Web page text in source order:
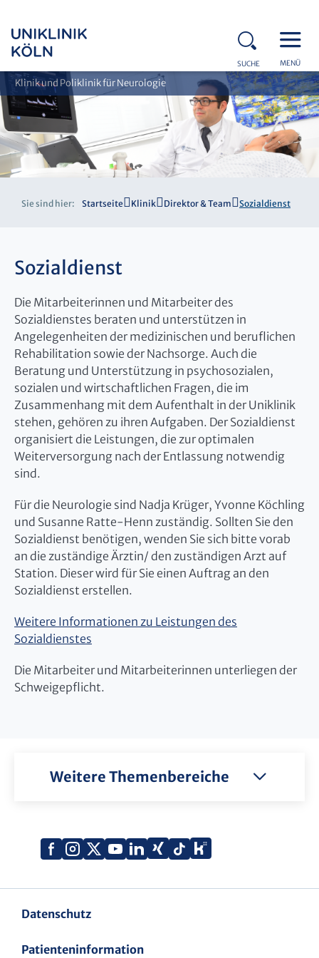
SUCHE MENÜ
Klinik und Poliklinik für Neurologie
Sie sind hier: Startseite Klinik Direktor & Team Sozialdienst
Sozialdienst
Die Mitarbeiterinnen und Mitarbeiter des
Sozialdienstes beraten und unterstützen in
Angelegenheiten der medizinischen und beruflichen
Rehabilitation sowie der Nachsorge. Auch die
Beratung und Unterstützung in psychosozialen,
sozialen und wirtschaftlichen Fragen, die im
Zusammenhang mit dem Aufenthalt in der Uniklinik
stehen, gehören zu ihren Aufgaben. Der Sozialdienst
organisiert die Leistungen, die zur optimalen
Weiterversorgung nach der Entlassung notwendig
sind.
Für die Neurologie sind Nadja Krüger, Yvonne Köchling
und Susanne Ratte-Henn zuständig. Sollten Sie den
Sozialdienst benötigen, wenden Sie sich bitte vorab
an die zuständige Ärztin/ den zuständigen Arzt auf
Station. Dieser wird für Sie einen Auftrag an den
Sozialdienst erstellen.
Weitere Informationen zu Leistungen des
Sozialdienstes
Die Mitarbeiter und Mitarbeiterinnen unterliegen der
Schweigepflicht.
Weitere Themenbereiche
Facebook
Instagram
X
YouTube
LinkedIn
Xing TiktokKununu
Datenschutz
Patienteninformation